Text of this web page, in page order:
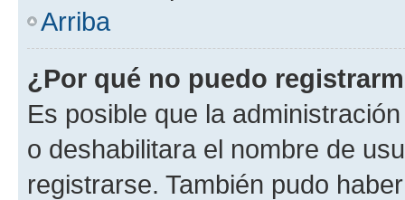
Arriba
¿Por qué no puedo
Es posible que la
o deshabilitara el nombre de
registrarse. También pudo